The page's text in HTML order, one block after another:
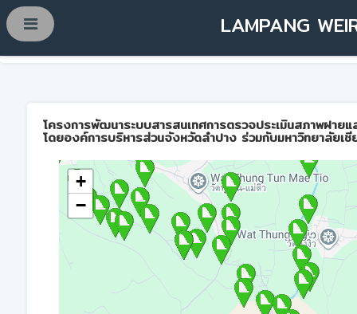
LAMPANG
โครงการพัฒนาระบบสารสนเทศการตรวจประเมินสภาพฝาย
โดยองค์การบริหารส่วนจังหวัดลำปาง ร่วมกับมหาวิทยาลัยเชี
+
−